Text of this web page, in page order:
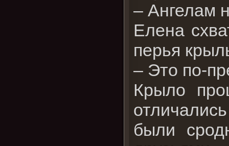
– Ангелам
Елена
перья
– Это по-
Крыло
были